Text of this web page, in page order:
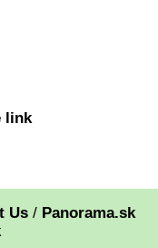
link
Us/ Panorama.sk